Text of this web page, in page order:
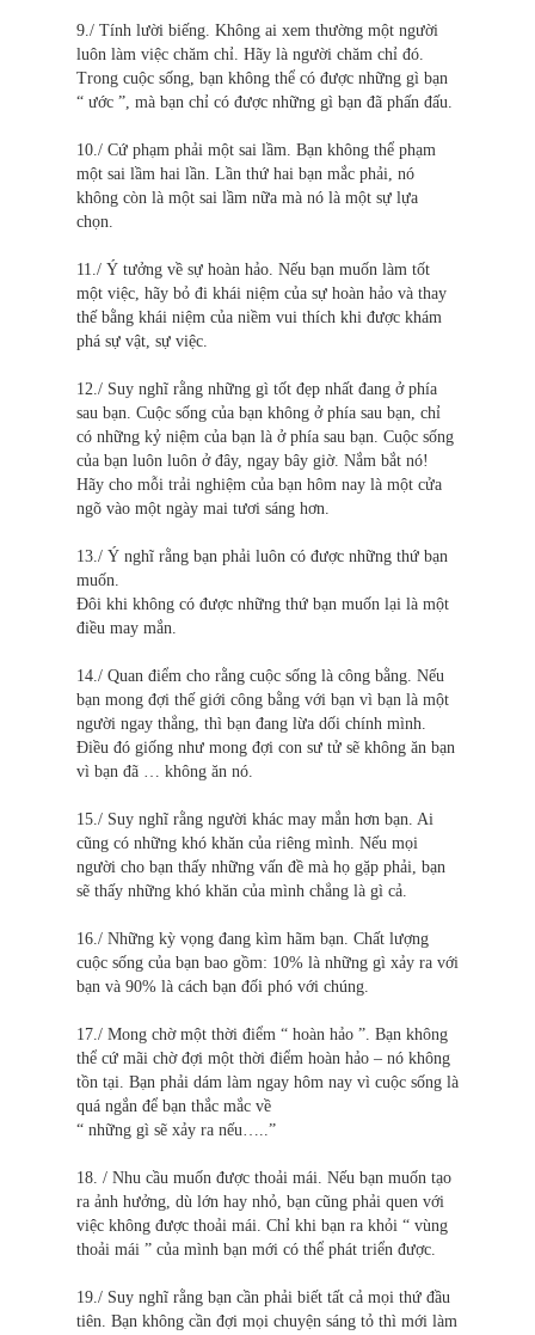
9./ Tính lười biếng. Không ai xem thường một người
luôn làm việc chăm chỉ. Hãy là người chăm chỉ đó.
Trong cuộc sống, bạn không thể có được những gì bạn
“ ước ”, mà bạn chỉ có được những gì bạn đã phấn đấu.
10./ Cứ phạm phải một sai lầm. Bạn không thể phạm
một sai lầm hai lần. Lần thứ hai bạn mắc phải, nó
không còn là một sai lầm nữa mà nó là một sự lựa
chọn.
11./ Ý tưởng về sự hoàn hảo. Nếu bạn muốn làm tốt
một việc, hãy bỏ đi khái niệm của sự hoàn hảo và thay
thế bằng khái niệm của niềm vui thích khi được khám
phá sự vật, sự việc.
12./ Suy nghĩ rằng những gì tốt đẹp nhất đang ở phía
sau bạn. Cuộc sống của bạn không ở phía sau bạn, chỉ
có những kỷ niệm của bạn là ở phía sau bạn. Cuộc sống
của bạn luôn luôn ở đây, ngay bây giờ. Nắm bắt nó!
Hãy cho mỗi trải nghiệm của bạn hôm nay là một cửa
ngõ vào một ngày mai tươi sáng hơn.
13./ Ý nghĩ rằng bạn phải luôn có được những thứ bạn
muốn.
Đôi khi không có được những thứ bạn muốn lại là một
điều may mắn.
14./ Quan điểm cho rằng cuộc sống là công bằng. Nếu
bạn mong đợi thế giới công bằng với bạn vì bạn là một
người ngay thẳng, thì bạn đang lừa dối chính mình.
Điều đó giống như mong đợi con sư tử sẽ không ăn bạn
vì bạn đã … không ăn nó.
15./ Suy nghĩ rằng người khác may mắn hơn bạn. Ai
cũng có những khó khăn của riêng mình. Nếu mọi
người cho bạn thấy những vấn đề mà họ gặp phải, bạn
sẽ thấy những khó khăn của mình chẳng là gì cả.
16./ Những kỳ vọng đang kìm hãm bạn. Chất lượng
cuộc sống của bạn bao gồm: 10% là những gì xảy ra với
bạn và 90% là cách bạn đối phó với chúng.
17./ Mong chờ một thời điểm “ hoàn hảo ”. Bạn không
thể cứ mãi chờ đợi một thời điểm hoàn hảo – nó không
tồn tại. Bạn phải dám làm ngay hôm nay vì cuộc sống là
quá ngắn để bạn thắc mắc về
“ những gì sẽ xảy ra nếu…..”
18. / Nhu cầu muốn được thoải mái. Nếu bạn muốn tạo
ra ảnh hưởng, dù lớn hay nhỏ, bạn cũng phải quen với
việc không được thoải mái. Chỉ khi bạn ra khỏi “ vùng
thoải mái ” của mình bạn mới có thể phát triển được.
19./ Suy nghĩ rằng bạn cần phải biết tất cả mọi thứ đầu
tiên. Bạn không cần đợi mọi chuyện sáng tỏ thì mới làm